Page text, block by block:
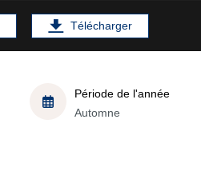
Télécharger
Période de l'année
Automne